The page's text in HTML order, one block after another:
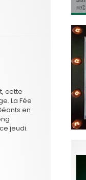
cette
La Fée
en
jeudi.
«
du